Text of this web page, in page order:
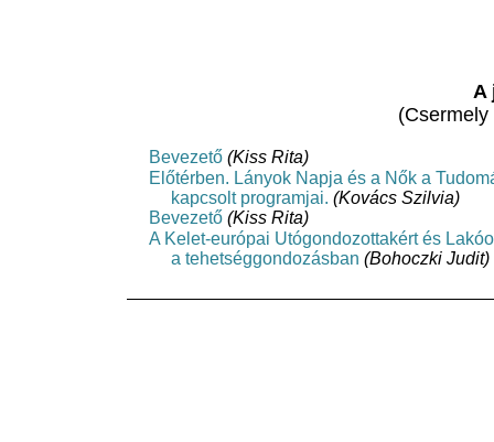
A
Bevezető (Kiss Rita)
Előtérben. Lányok Napja és a Nők a
kapcsolt programjai. (Kovács Szilvia)
Bevezető (Kiss Rita)
A Kelet-európai Utógondozottakért és
a tehetséggondozásban (Bohoczki Judit)